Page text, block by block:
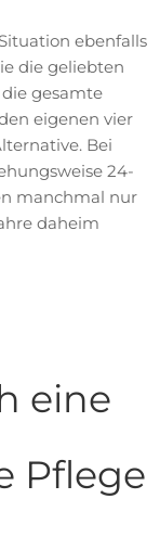
ebenfalls
die geliebten
gesamte
eigenen vier
Bei
24-
manchmal nur
daheim
eine
Pflege